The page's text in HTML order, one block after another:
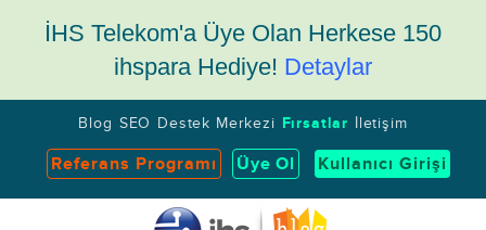
İHS Telekom'a Üye Olan Herkese 150
ihspara Hediye! Detaylar
Blog SEO Destek Merkezi Fırsatlar İletişim
Referans Programı Üye Ol Kullanıcı Girişi